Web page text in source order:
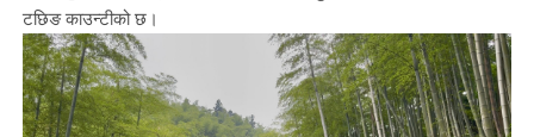
टछिङ काउन्टीको छ।